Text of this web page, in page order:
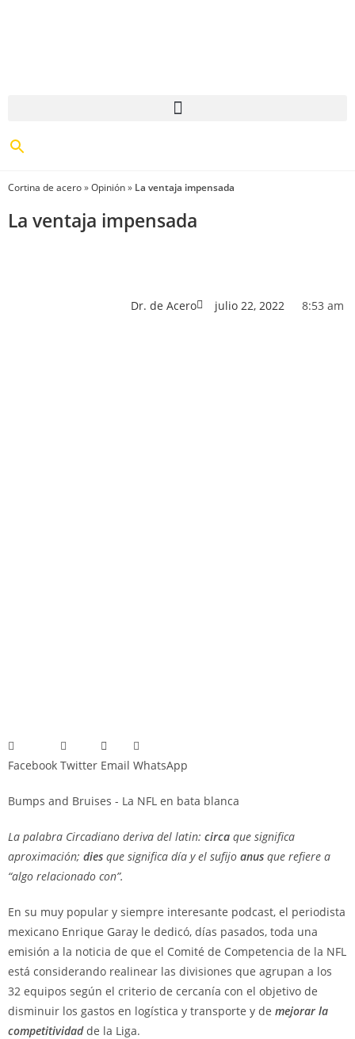
Cortina de acero»Opinión» La ventaja impensada
La ventaja impensada
Dr. de Acero julio 22, 2022 8:53 am
Facebook Twitter Email WhatsApp
Bumps and Bruises - La NFL en bata blanca
La palabra Circadiano deriva del latin: circa que significa
aproximación; dies que significa día y el sufijo anus que refiere a
“algo relacionado con”.
En su muy popular y siempre interesante podcast, el periodista
mexicano Enrique Garay le dedicó, días pasados, toda una
emisión a la noticia de que el Comité de Competencia de la NFL
está considerando realinear las divisiones que agrupan a los
32 equipos según el criterio de cercanía con el objetivo de
disminuir los gastos en logística y transporte y de mejorar la
competitividadde la Liga.